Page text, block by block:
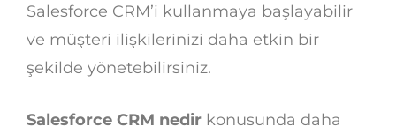
Salesforce CRM’i kullanmaya başlayabilir
ve müşteri ilişkilerinizi daha etkin bir
şekilde yönetebilirsiniz.
Salesforce CRM nedir konusunda daha